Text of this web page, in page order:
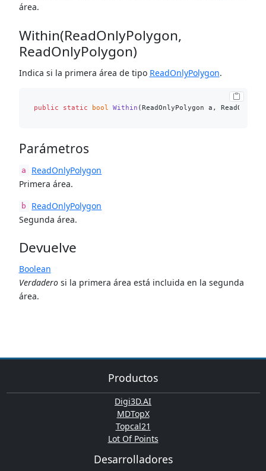
área.
Within(ReadOnlyPolygon,
ReadOnlyPolygon)
Indica si la primera área de tipo ReadOnlyPolygon.
public static bool Within (ReadOnlyPolygon a,
Parámetros
a
ReadOnlyPolygon
Primera área.
b
ReadOnlyPolygon
Segunda área.
Devuelve
Boolean
Verdaderosi la primera área está incluida en la segunda
área.
Productos
Digi3D.AI
MDTopX
Topcal21
Lot Of Points
Desarrolladores